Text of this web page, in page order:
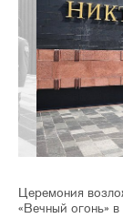
Церемония
«Вечный огонь»